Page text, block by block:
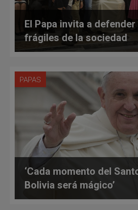
El Papa invita a
frágiles de la sociedad
PAPAS
‘Cada momento del
Bolivia será mágico’